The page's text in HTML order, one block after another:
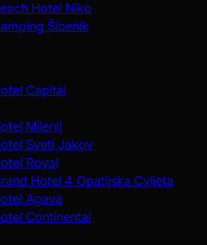
Hotel Niko
Šibenik
Capital
Milenij
Sveti Jakov
Royal
Hotel 4 Opatijska Cvijeta
Agava
Continental